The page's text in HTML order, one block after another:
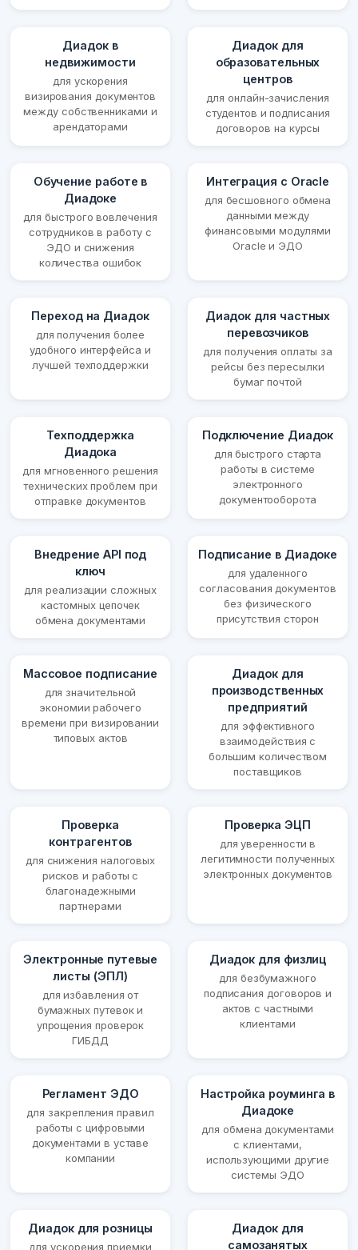
Диадок в
недвижимости
для ускорения
визирования документов
между собственниками и
арендаторами
Диадок для
образовательных
центров
для онлайн-зачисления
студентов и подписания
договоров на курсы
Обучение работе в
Диадоке
для быстрого вовлечения
сотрудников в работу с
ЭДО и снижения
количества ошибок
Интеграция с Oracle
для бесшовного обмена
данными между
финансовыми модулями
Oracle и ЭДО
Переход на Диадок
для получения более
удобного интерфейса и
лучшей техподдержки
Диадок для частных
перевозчиков
для получения оплаты за
рейсы без пересылки
бумаг почтой
Техподдержка
Диадока
для мгновенного решения
технических проблем при
отправке документов
Подключение Диадок
для быстрого старта
работы в системе
электронного
документооборота
Внедрение API под
ключ
для реализации сложных
кастомных цепочек
обмена документами
Подписание в Диадоке
для удаленного
согласования документов
без физического
присутствия сторон
Массовое подписание
для значительной
экономии рабочего
времени при визировании
типовых актов
Диадок для
производственных
предприятий
для эффективного
взаимодействия с
большим количеством
поставщиков
Проверка
контрагентов
для снижения налоговых
рисков и работы с
благонадежными
партнерами
Проверка ЭЦП
для уверенности в
легитимности полученных
электронных документов
Электронные путевые
листы (ЭПЛ)
для избавления от
бумажных путевок и
упрощения проверок
ГИБДД
Диадок для физлиц
для безбумажного
подписания договоров и
актов с частными
клиентами
Регламент ЭДО
для закрепления правил
работы с цифровыми
документами в уставе
компании
Настройка роуминга в
Диадоке
для обмена документами
с клиентами,
использующими другие
системы ЭДО
Диадок для розницы
для ускорения приемки
Диадок для
самозанятых